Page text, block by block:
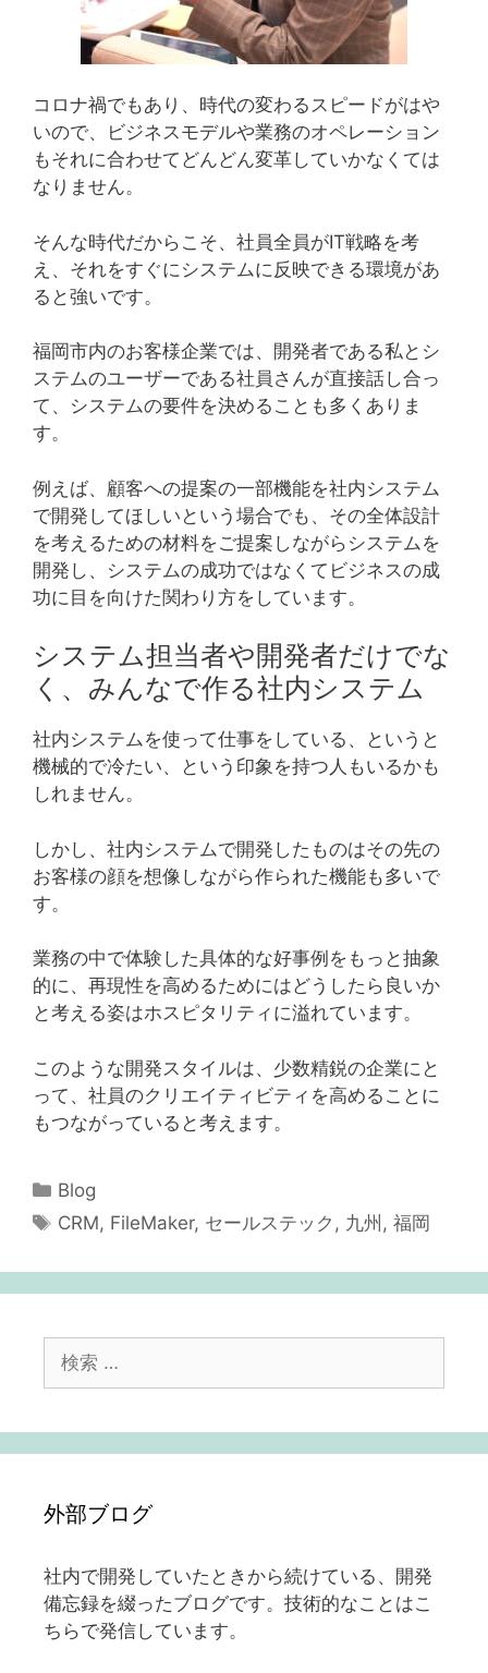
コロナ禍でもあり、時代の変わるスピードがはや
いので、ビジネスモデルや業務のオペレーション
もそれに合わせてどんどん変革していかなくては
なりません。
そんな時代だからこそ、社員全員がIT戦略を考
え、それをすぐにシステムに反映できる環境があ
ると強いです。
福岡市内のお客様企業では、開発者である私とシ
ステムのユーザーである社員さんが直接話し合っ
て、システムの要件を決めることも多くありま
す。
例えば、顧客への提案の一部機能を社内システム
で開発してほしいという場合でも、その全体設計
を考えるための材料をご提案しながらシステムを
開発し、システムの成功ではなくてビジネスの成
功に目を向けた関わり方をしています。
システム担当者や開発者だけでな
く、みんなで作る社内システム
社内システムを使って仕事をしている、というと
機械的で冷たい、という印象を持つ人もいるかも
しれません。
しかし、社内システムで開発したものはその先の
お客様の顔を想像しながら作られた機能も多いで
す。
業務の中で体験した具体的な好事例をもっと抽象
的に、再現性を高めるためにはどうしたら良いか
と考える姿はホスピタリティに溢れています。
このような開発スタイルは、少数精鋭の企業にと
って、社員のクリエイティビティを高めることに
もつながっていると考えます。
カ
テ
リ
ー
Blog
タ
CRM, FileMaker, セールステック , 九州 ,福岡
索:
外部ブログ
社内で開発していたときから続けている、開発
備忘録を綴ったブログです。技術的なことはこ
ちらで発信しています。